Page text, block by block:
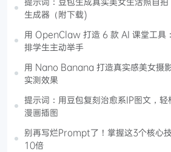
生成器（附下载)
用 OpenClaw 打造 6 款 AI 课堂工具
排学生主动举手
用 Nano Banana 打造真实感美女摄
实测效果
提示词：用豆包复刻治愈系IP图文，
漫画插图
别再写烂Prompt了！掌握这3个核心
10倍